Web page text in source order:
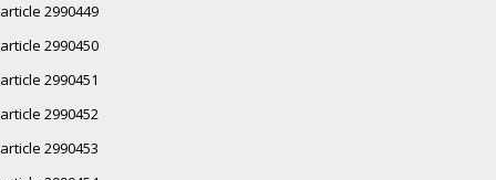
article 2990449
article 2990450
article 2990451
article 2990452
article 2990453